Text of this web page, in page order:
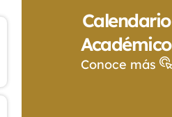
Calendario
Académico
Conoce más